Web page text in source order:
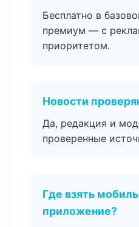
Бесплатно в
премиум — с
приоритетом.
Новости
Да, редакция и
проверенные
Где взять
приложение?